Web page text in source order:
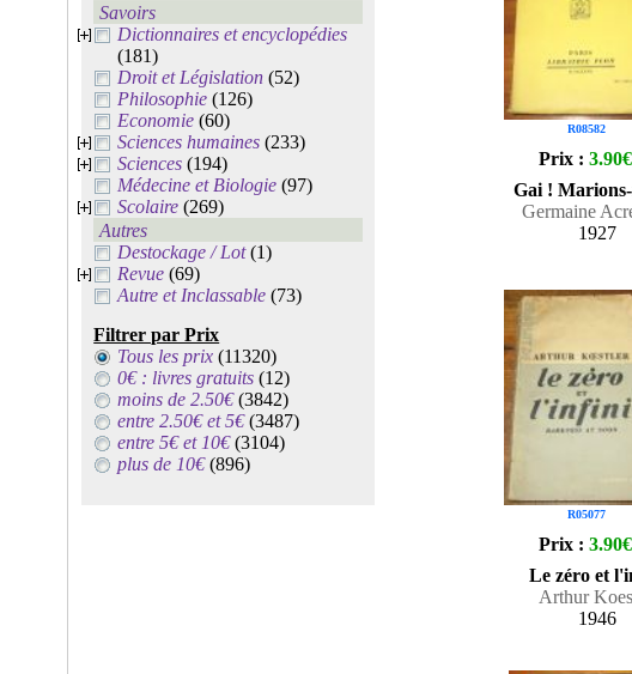
Savoirs
Dictionnaires et encyclopédies
(181)
Droit et Législation (52)
Philosophie (126)
Economie (60)
Sciences humaines (233)
Sciences (194)
Médecine et Biologie (97)
Scolaire (269)
Autres
Destockage / Lot(1)
Revue (69)
Autre et Inclassable (73)
Filtrer par Prix
Tous les prix(11320)
0€ : livres gratuits (12)
moins de 2.50€(3842)
entre 2.50€ et 5€(3487)
entre 5€ et 10€(3104)
plus de 10€(896)
R08582
Prix :3.90€
Gai !
Germaine
1927
R05077
Prix :3.90€
Le zéro et
Arthur
1946